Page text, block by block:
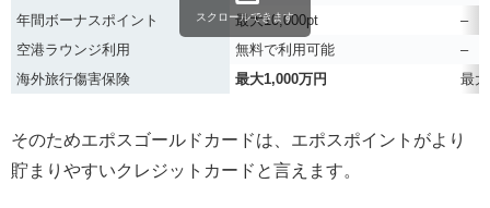
年間ボーナスポイント
最大10,000pt
–
空港ラウンジ利用
無料で利用可能
–
海外旅行傷害保険
最大1,000万円 最
スクロールできます
そのためエポスゴールドカードは、エポスポイントがより
貯まりやすいクレジットカードと言えます。